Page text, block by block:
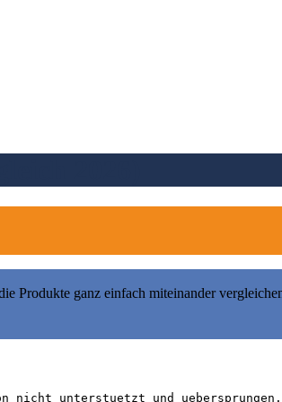
Produkte ganz einfach miteinander
nicht unterstuetzt und